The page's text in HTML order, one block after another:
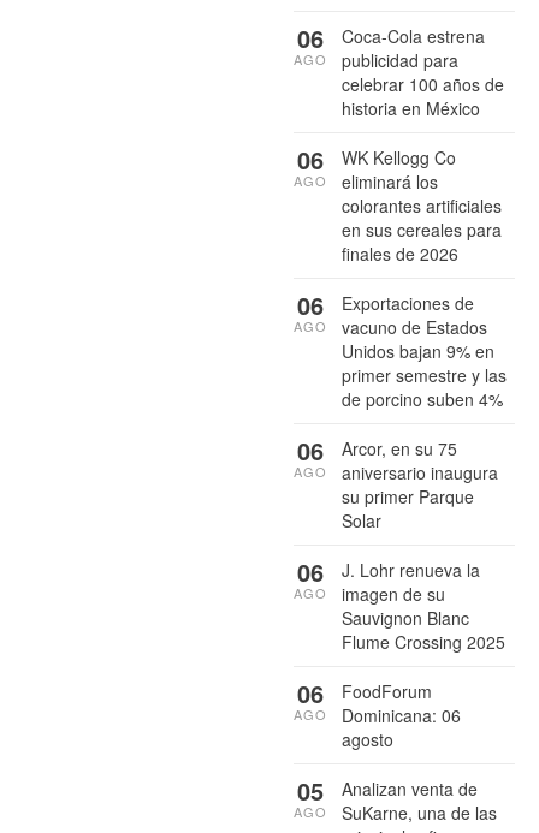
Coca-Cola estrena
publicidad para
celebrar 100 años de
historia en México
06
AGO
WK Kellogg Co
eliminará los
colorantes artificiales
en sus cereales para
finales de 2026
06
AGO
Exportaciones de
vacuno de Estados
Unidos bajan 9% en
primer semestre y las
de porcino suben 4%
06
AGO
Arcor, en su 75
aniversario inaugura
su primer Parque
Solar
06
AGO
J. Lohr renueva la
imagen de su
Sauvignon Blanc
Flume Crossing 2025
06
AGO
FoodForum
Dominicana: 06
agosto
06
AGO
Analizan venta de
SuKarne, una de las
05
AGO